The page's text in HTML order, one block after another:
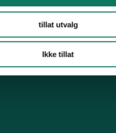
tillat utvalg
Ikke tillat